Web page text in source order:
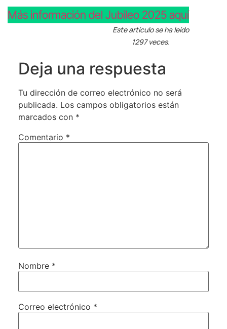
Más información del Jubileo 2025 aquí
Este artículo se ha leído
1297 veces.
Deja una respuesta
Tu dirección de correo electrónico no será
publicada. Los campos obligatorios están
marcados con *
Comentario *
Nombre *
Correo electrónico *